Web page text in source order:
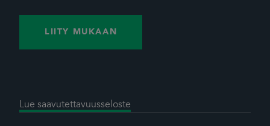
LIITY MUKAAN
Lue saavutettavuusseloste